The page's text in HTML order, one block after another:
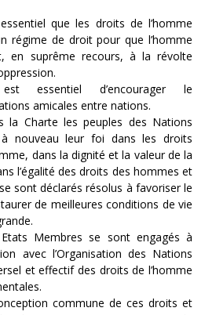
que les droits de l’homme
régime de droit pour que l’homme
en suprême recours, à la révolte
essentiel d’encourager le
amicales entre nations.
la Charte les peuples des Nations
nouveau leur foi dans les droits
dans la dignité et la valeur de la
l’égalité des droits des hommes et
sont déclarés résolus à favoriser le
de meilleures conditions de vie
Membres se sont engagés à
avec l’Organisation des Nations
et effectif des droits de l’homme
commune de ces droits et